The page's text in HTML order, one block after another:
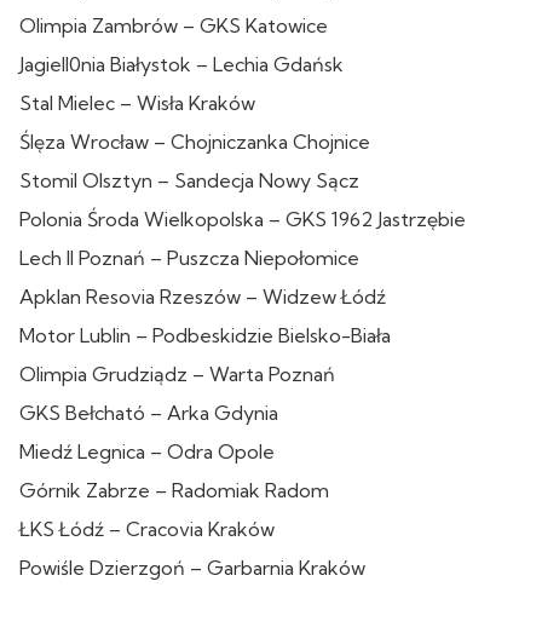
Olimpia Zambrów – GKS Katowice
Jagiell0nia Białystok – Lechia Gdańsk
Stal Mielec – Wisła Kraków
Ślęza Wrocław – Chojniczanka Chojnice
Stomil Olsztyn – Sandecja Nowy Sącz
Polonia Środa Wielkopolska – GKS 1962 Jastrzębie
Lech II Poznań – Puszcza Niepołomice
Apklan Resovia Rzeszów – Widzew Łódź
Motor Lublin – Podbeskidzie Bielsko-Biała
Olimpia Grudziądz – Warta Poznań
GKS Bełcható – Arka Gdynia
Miedź Legnica – Odra Opole
Górnik Zabrze – Radomiak Radom
ŁKS Łódź – Cracovia Kraków
Powiśle Dzierzgoń – Garbarnia Kraków